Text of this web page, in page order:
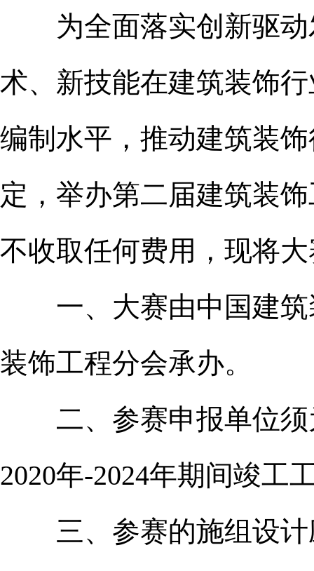
为全面落实创新驱动
术、新技能在建筑装饰
编制水平，推动建筑装
定，举办第二届建筑装
不收取任何费用，现将
一、大赛由中国建筑
装饰工程分会承办。
二、参赛申报单位须
2020年-2024年期间竣工
三、参赛的施组设计